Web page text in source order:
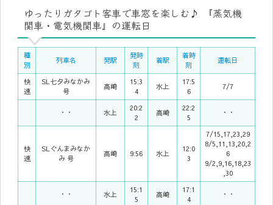
ゆったりガタゴト客車で車窓を楽しむ♪ 『蒸気機
関車・電気機関車』の運転日
種
別
列車名 発駅
発時
刻
着駅
着時
刻
運転日
快
速
SL七夕みなかみ
号
高崎
15:3
4
水上
17:5
6
7/7
・・ 水上
20:2
2
高崎
22:2
5
・・
快
速
SLぐんまみなか
み 号
高崎 9:56 水上
12:0
3
7/15,17,23,29
8/5,11,13,20,2
6
9/2,9,16,18,23
,30
・・ 水上
15:1
5
高崎
17:1
4
・・